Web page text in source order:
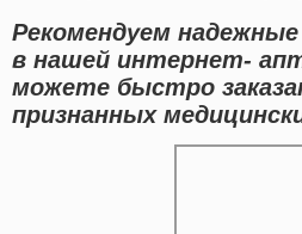
Рекомендуем
в нашей интернет-
можете быстро
признанных